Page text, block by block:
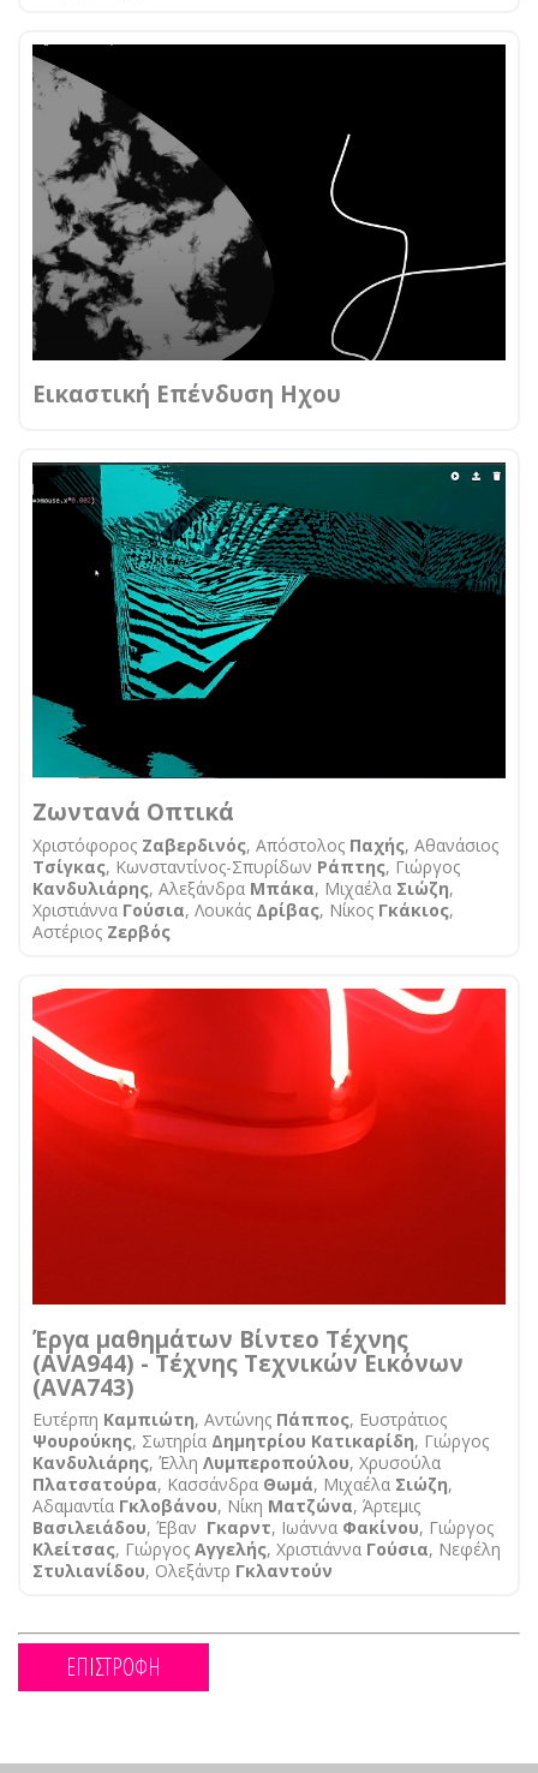
Εικαστική Επένδυση Ηχου
Ζωντανά Οπτικά
Χριστόφορος Ζαβερδινός, Aπόστολος Παχής, Αθανάσιος
Τσίγκας, Κωνσταντίνος-Σπυρίδων Ράπτης, Γιώργος
Κανδυλιάρης, Αλεξάνδρα Μπάκα, Μιχαέλα Σιώζη,
Χριστιάννα Γούσια, Λουκάς Δρίβας, Νίκος Γκάκιος,
Αστέριος Ζερβός
Έργα μαθημάτων Βίντεο Τέχνης
(AVA944) - Τέχνης Τεχνικών Εικόνων
(AVA743)
Ευτέρπη Καμπιώτη, Αντώνης Πάππος, Ευστράτιος
Ψουρούκης, Σωτηρία Δημητρίου Κατικαρίδη, Γιώργος
Κανδυλιάρης, Έλλη Λυμπεροπούλου, Χρυσούλα
Πλατσατούρα, Κασσάνδρα Θωμά, Μιχαέλα Σιώζη,
Αδαμαντία Γκλοβάνου, Νίκη Ματζώνα, Άρτεμις
Βασιλειάδου, Έβαν Γκαρντ, Ιωάννα Φακίνου, Γιώργος
Κλείτσας, Γιώργος Αγγελής, Χριστιάννα Γούσια, Νεφέλη
Στυλιανίδου, Ολεξάντρ Γκλαντούν
ΕΠΙΣΤΡΟΦΗ